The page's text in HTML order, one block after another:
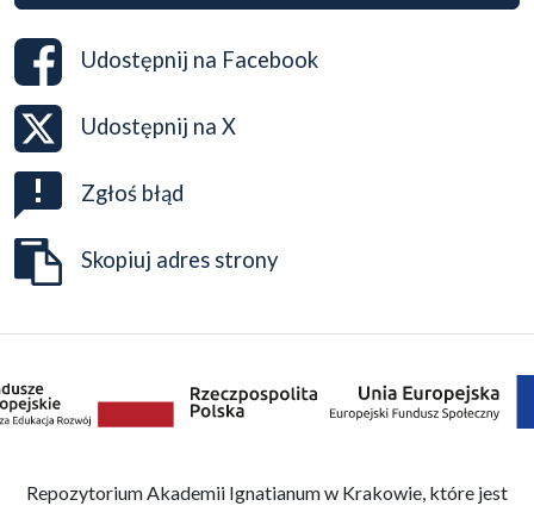
Udostępnij na Facebook
Udostępnij na X
Zgłoś błąd
Skopiuj adres strony
Repozytorium Akademii Ignatianum w Krakowie, które jest